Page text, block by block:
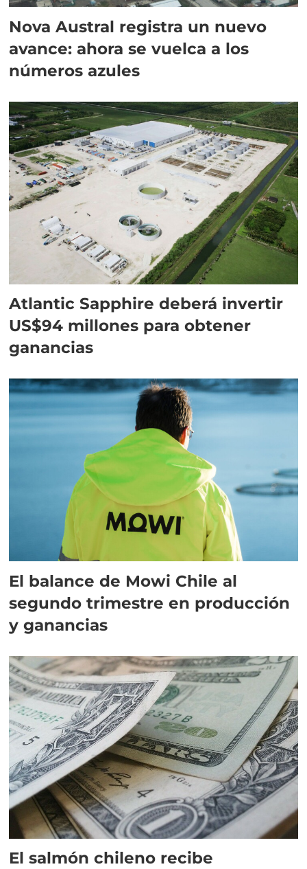
Nova Austral registra un nuevo
avance: ahora se vuelca a los
números azules
Atlantic Sapphire deberá invertir
US$94 millones para obtener
ganancias
El balance de Mowi Chile al
segundo trimestre en producción
y ganancias
El salmón chileno recibe